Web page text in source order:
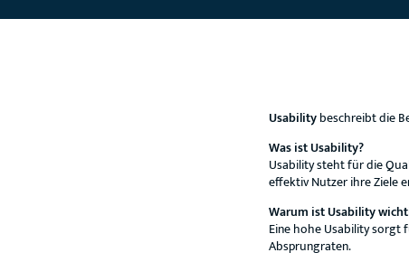
Usabilitybeschreibt die
Was ist Usability?
Usability steht für die
effektiv Nutzer ihre Ziele
Warum ist Usability
Eine hohe Usability
Absprungraten.